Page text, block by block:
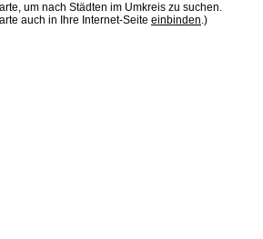
um nach Städten im Umkreis zu suchen.
auch in Ihre Internet-Seite einbinden.)